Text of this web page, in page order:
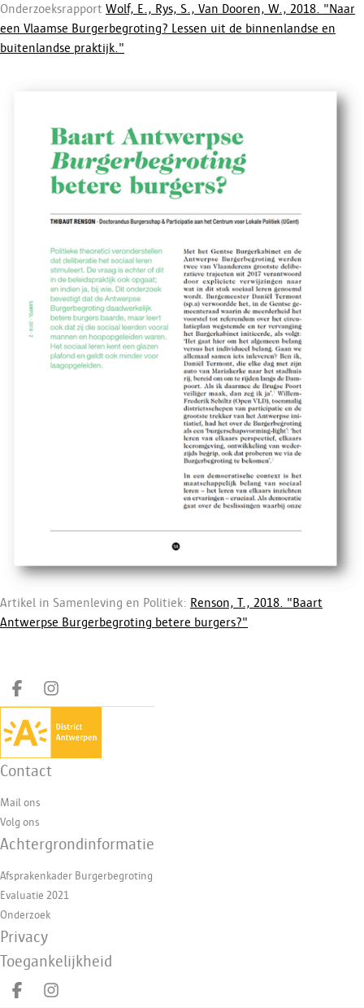
Onderzoeksrapport Wolf, E., Rys, S., Van Dooren, W., 2018. "Naar
een Vlaamse Burgerbegroting? Lessen uit de binnenlandse en
buitenlandse praktijk."
Artikel in Samenleving en Politiek: Renson, T., 2018. "Baart
Antwerpse Burgerbegroting betere burgers?"
Deel op facebook
Deel op Instagram
Contact
Mail ons
Volg ons
Achtergrondinformatie
Afsprakenkader Burgerbegroting
Evaluatie 2021
Onderzoek
Privacy
Toegankelijkheid
Deel op facebook
Deel op Instagram